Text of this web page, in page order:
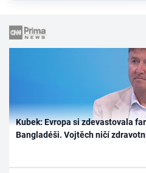
Kubek: Evropa si zdevastovala
Bangladéši. Vojtěch ničí